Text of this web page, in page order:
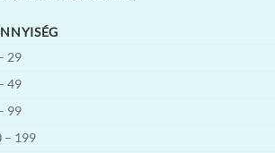
29
49
99
– 199